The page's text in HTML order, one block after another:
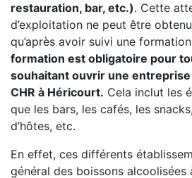
restauration, bar, etc.). Cette
d’exploitation ne peut être
qu’après avoir suivi une
formation est obligatoire pour
souhaitant ouvrir une
CHR à Héricourt. Cela inclut les
que les bars, les cafés, les
d’hôtes, etc.
En effet, ces différents
général des boissons alcoolisées